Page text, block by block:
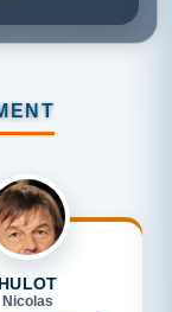
HULOT
Nicolas